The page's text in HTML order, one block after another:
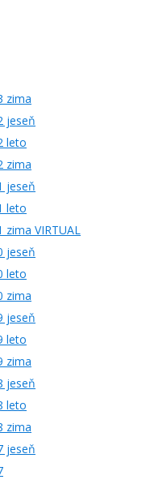
zima
jeseň
leto
zima
jeseň
leto
zima VIRTUAL
jeseň
leto
zima
jeseň
leto
zima
jeseň
leto
zima
jeseň